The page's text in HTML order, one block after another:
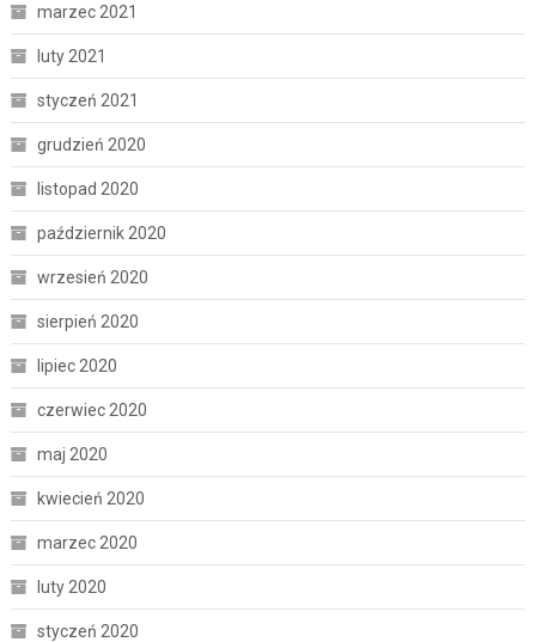
marzec 2021
luty 2021
styczeń 2021
grudzień 2020
listopad 2020
październik 2020
wrzesień 2020
sierpień 2020
lipiec 2020
czerwiec 2020
maj 2020
kwiecień 2020
marzec 2020
luty 2020
styczeń 2020